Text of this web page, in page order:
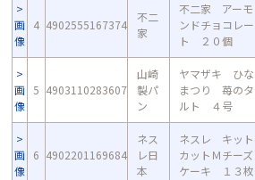
画
像
4 4902555167374
不二
家
不二家 アーモ
ンドチョコレー
ト ２０個
画
像
5 4903110283607
山崎
製パ
ン
ヤマザキ ひな
まつり 苺のタ
ルト ４号
画
像
6 4902201169684
ネス
レ日
本
ネスレ キット
カットＭチーズ
ケーキ １３枚